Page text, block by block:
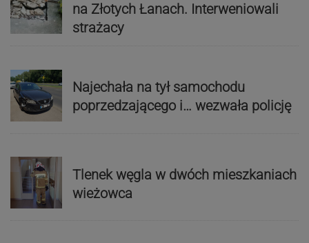
na Złotych Łanach. Interweniowali
strażacy
Najechała na tył samochodu
poprzedzającego i… wezwała policję
Tlenek węgla w dwóch mieszkaniach
wieżowca